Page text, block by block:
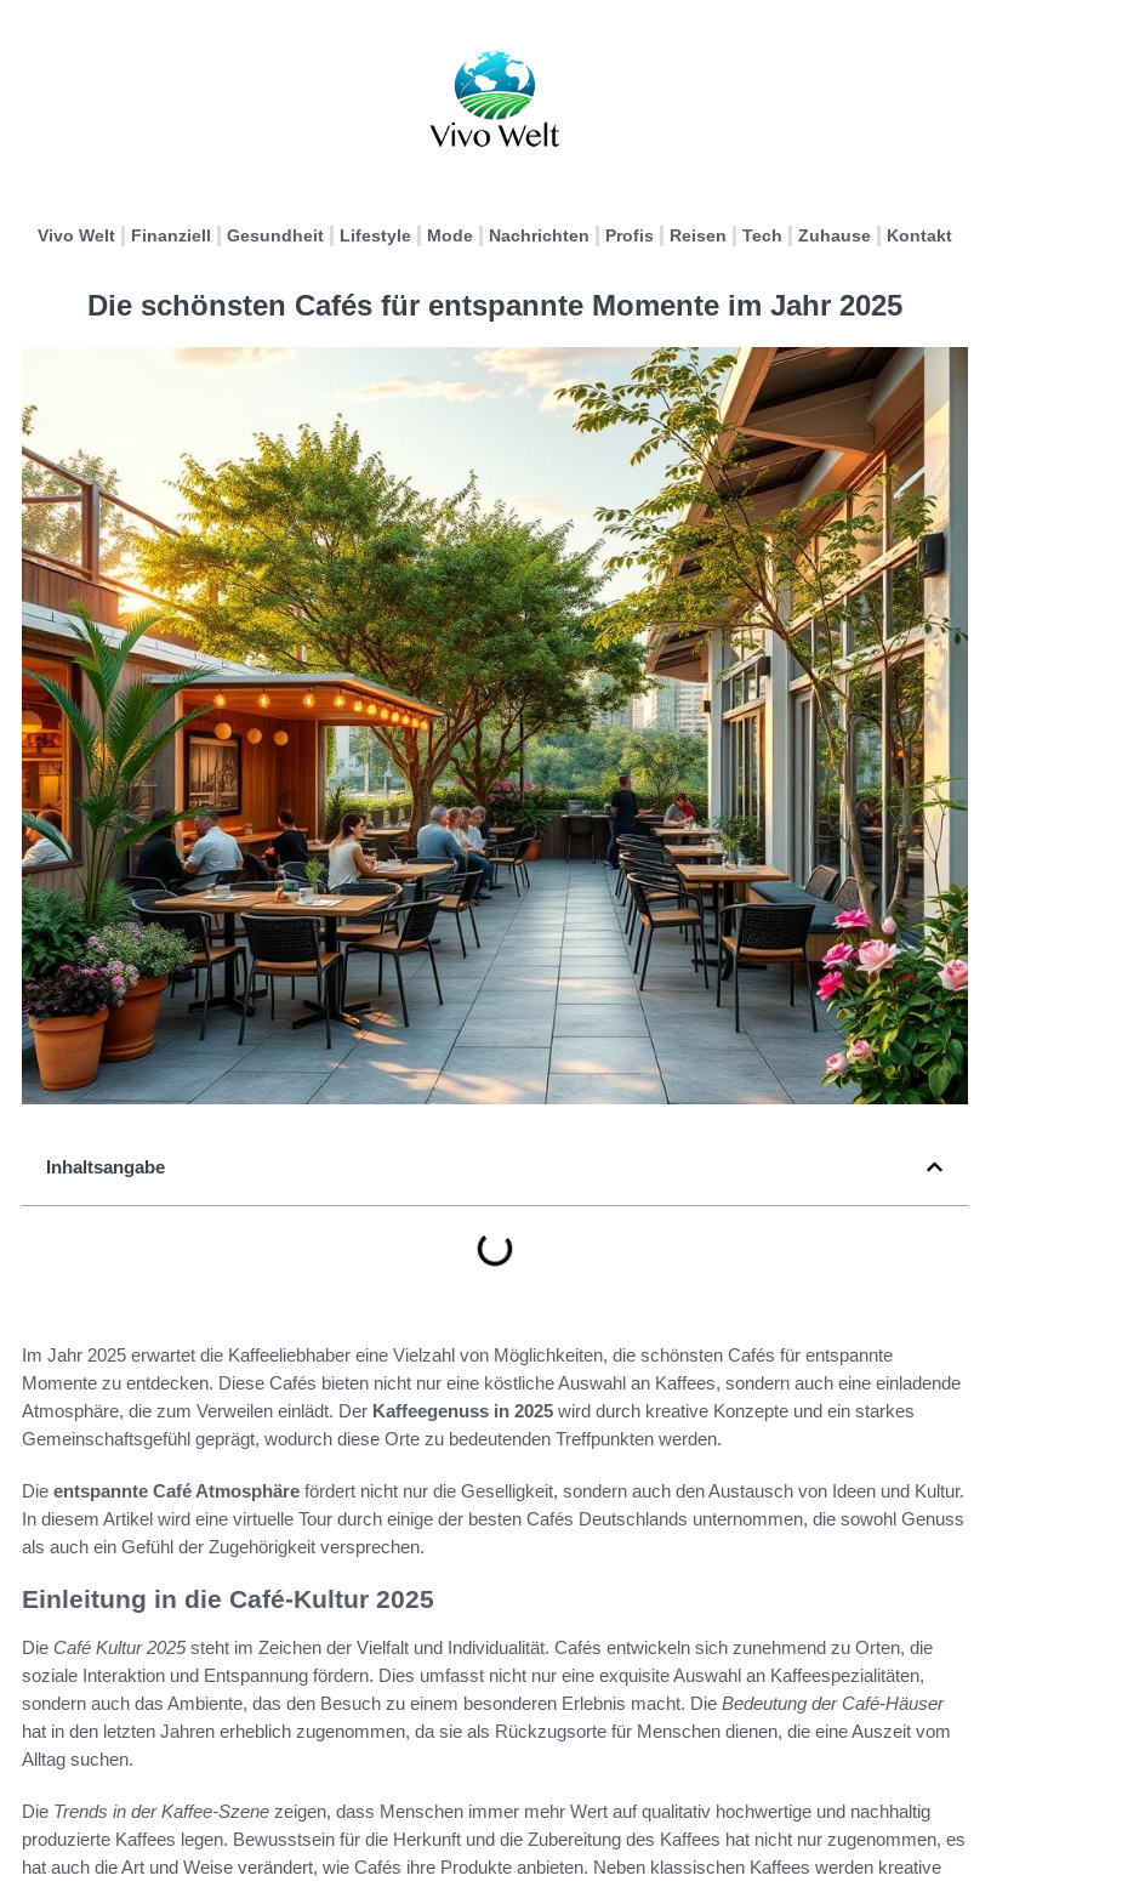
Vivo Welt Finanziell Gesundheit Lifestyle Mode Nachrichten Profis Reisen Tech Zuhause Kontakt
Die schönsten Cafés für entspannte Momente im Jahr 2025
Inhaltsangabe
Im Jahr 2025 erwartet die Kaffeeliebhaber eine Vielzahl von Möglichkeiten, die schönsten Cafés für entspannte
Momente zu entdecken. Diese Cafés bieten nicht nur eine köstliche Auswahl an Kaffees, sondern auch eine einladende
Atmosphäre, die zum Verweilen einlädt. Der Kaffeegenuss in 2025 wird durch kreative Konzepte und ein starkes
Gemeinschaftsgefühl geprägt, wodurch diese Orte zu bedeutenden Treffpunkten werden.
Die entspannte Café Atmosphäre fördert nicht nur die Geselligkeit, sondern auch den Austausch von Ideen und Kultur.
In diesem Artikel wird eine virtuelle Tour durch einige der besten Cafés Deutschlands unternommen, die sowohl Genuss
als auch ein Gefühl der Zugehörigkeit versprechen.
Einleitung in die Café-Kultur 2025
Die Café Kultur 2025steht im Zeichen der Vielfalt und Individualität. Cafés entwickeln sich zunehmend zu Orten, die
soziale Interaktion und Entspannung fördern. Dies umfasst nicht nur eine exquisite Auswahl an Kaffeespezialitäten,
sondern auch das Ambiente, das den Besuch zu einem besonderen Erlebnis macht. Die Bedeutung der Café-Häuser
hat in den letzten Jahren erheblich zugenommen, da sie als Rückzugsorte für Menschen dienen, die eine Auszeit vom
Alltag suchen.
Die Trends in der Kaffee-Szene zeigen, dass Menschen immer mehr Wert auf qualitativ hochwertige und nachhaltig
produzierte Kaffees legen. Bewusstsein für die Herkunft und die Zubereitung des Kaffees hat nicht nur zugenommen, es
hat auch die Art und Weise verändert, wie Cafés ihre Produkte anbieten. Neben klassischen Kaffees werden kreative